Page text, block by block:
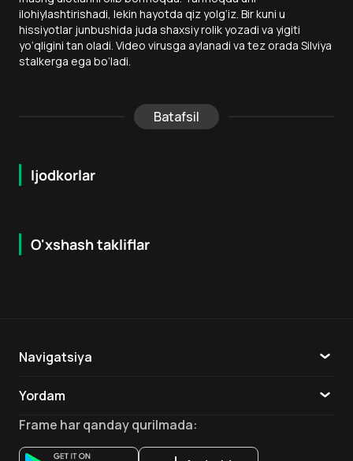
ilohiylashtirishadi, lekin hayotda qiz yolg‘iz. Bir kuni u
hissiyotlar junbushida juda shaxsiy rolik yozadi va yigiti
yo‘qligini tan oladi. Video virusga aylanadi va tez orada Silviya
stalkerga ega bo‘ladi.
Batafsil
Ijodkorlar
O'xshash takliflar
16 + 7.9
Navigatsiya
Yordam
Aloqa
Ilovalar
Frame har qanday qurilmada: